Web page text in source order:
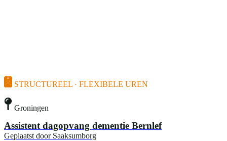
STRUCTUREEL · FLEXIBELE UREN
Groningen
Assistent dagopvang dementie Bernlef
Geplaatst door Saaksumborg